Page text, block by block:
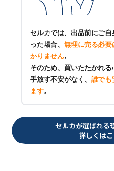
セルカでは、出品前にご自
った場合、 無理に売る必要
かりません。
そのため、買いたたかれ
手放す不安がなく、 誰でも
ます。
セルカが選ばれる
詳しくは